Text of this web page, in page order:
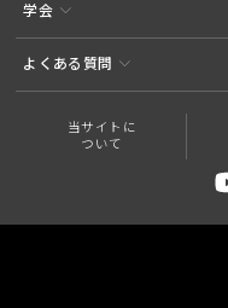
学会
よくある質問
当サイトに
ついて